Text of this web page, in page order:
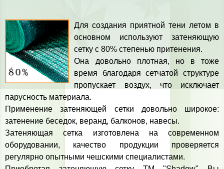
Для создания приятной тени летом в
основном используют затеняющую
сетку с 80% степенью притенения.
Она довольно плотная, но в тоже
время благодаря сетчатой структуре
пропускает воздух, что исключает
парусность материала.
Применение затеняющей сетки довольно широкое:
затенение беседок, веранд, балконов, навесы.
Затеняющая сетка изготовлена на современном
оборудовании, качество продукции проверяется
регулярно опытными чешскими специалистами.